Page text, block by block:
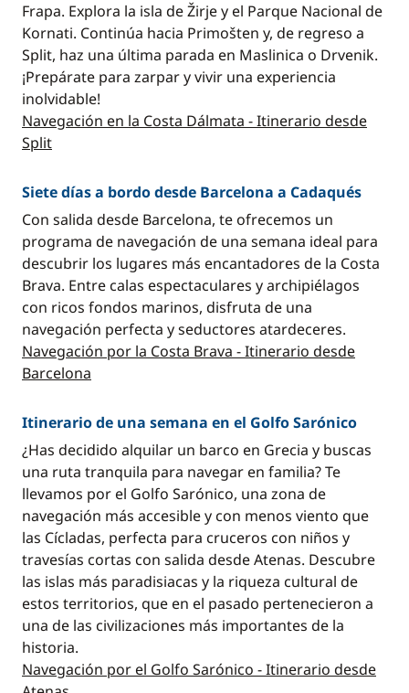
Frapa. Explora la isla de Žirje y el Parque Nacional de
Kornati. Continúa hacia Primošten y, de regreso a
Split, haz una última parada en Maslinica o Drvenik.
¡Prepárate para zarpar y vivir una experiencia
inolvidable!
Navegación en la Costa Dálmata - Itinerario desde
Split
Siete días a bordo desde Barcelona a Cadaqués
Con salida desde Barcelona, te ofrecemos un
programa de navegación de una semana ideal para
descubrir los lugares más encantadores de la Costa
Brava. Entre calas espectaculares y archipiélagos
con ricos fondos marinos, disfruta de una
navegación perfecta y seductores atardeceres.
Navegación por la Costa Brava - Itinerario desde
Barcelona
Itinerario de una semana en el Golfo Sarónico
¿Has decidido alquilar un barco en Grecia y buscas
una ruta tranquila para navegar en familia? Te
llevamos por el Golfo Sarónico, una zona de
navegación más accesible y con menos viento que
las Cícladas, perfecta para cruceros con niños y
travesías cortas con salida desde Atenas. Descubre
las islas más paradisiacas y la riqueza cultural de
estos territorios, que en el pasado pertenecieron a
una de las civilizaciones más importantes de la
historia.
Navegación por el Golfo Sarónico - Itinerario desde